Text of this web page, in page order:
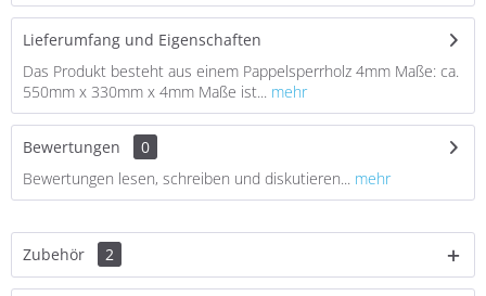
Lieferumfang und Eigenschaften
Das Produkt besteht aus einem Pappelsperrholz 4mm Maße: ca.
550mm x 330mm x 4mm Maße ist... mehr
Bewertungen
0
Bewertungen lesen, schreiben und diskutieren... mehr
Zubehör 2